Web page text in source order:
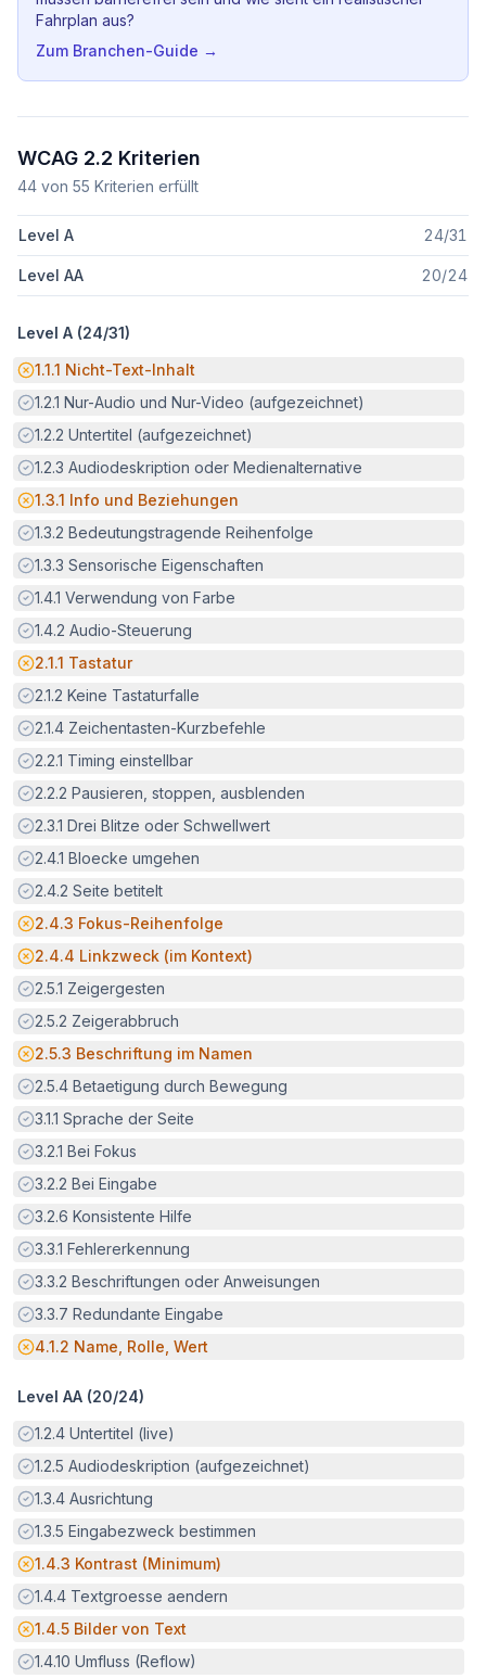
Fahrplan aus?
Zum Branchen-Guide →
WCAG 2.2 Kriterien
44 von 55 Kriterien erfüllt
Level A 24/31
Level AA 20/24
Level A (24/31)
Potenzielle Barriere:
1.1.1 Nicht-Text-Inhalt
Erfüllt:
1.2.1 Nur-Audio und Nur-Video (aufgezeichnet)
Erfüllt:
1.2.2 Untertitel (aufgezeichnet)
Erfüllt:
1.2.3 Audiodeskription oder Medienalternative
Potenzielle Barriere:
1.3.1 Info und Beziehungen
Erfüllt:
1.3.2 Bedeutungstragende Reihenfolge
Erfüllt:
1.3.3 Sensorische Eigenschaften
Erfüllt:
1.4.1 Verwendung von Farbe
Erfüllt:
1.4.2 Audio-Steuerung
Potenzielle Barriere:
2.1.1 Tastatur
Erfüllt:
2.1.2 Keine Tastaturfalle
Erfüllt:
2.1.4 Zeichentasten-Kurzbefehle
Erfüllt:
2.2.1 Timing einstellbar
Erfüllt:
2.2.2 Pausieren, stoppen, ausblenden
Erfüllt:
2.3.1 Drei Blitze oder Schwellwert
Erfüllt:
2.4.1 Bloecke umgehen
Erfüllt:
2.4.2 Seite betitelt
Potenzielle Barriere:
2.4.3 Fokus-Reihenfolge
Potenzielle Barriere:
2.4.4 Linkzweck (im Kontext)
Erfüllt:
2.5.1 Zeigergesten
Erfüllt:
2.5.2 Zeigerabbruch
Potenzielle Barriere:
2.5.3 Beschriftung im Namen
Erfüllt:
2.5.4 Betaetigung durch Bewegung
Erfüllt:
3.1.1 Sprache der Seite
Erfüllt:
3.2.1 Bei Fokus
Erfüllt:
3.2.2 Bei Eingabe
Erfüllt:
3.2.6 Konsistente Hilfe
Erfüllt:
3.3.1 Fehlererkennung
Erfüllt:
3.3.2 Beschriftungen oder Anweisungen
Erfüllt:
3.3.7 Redundante Eingabe
Potenzielle Barriere:
4.1.2 Name, Rolle, Wert
Level AA (20/24)
Erfüllt:
1.2.4 Untertitel (live)
Erfüllt:
1.2.5 Audiodeskription (aufgezeichnet)
Erfüllt:
1.3.4 Ausrichtung
Erfüllt:
1.3.5 Eingabezweck bestimmen
Potenzielle Barriere:
1.4.3 Kontrast (Minimum)
Erfüllt:
1.4.4 Textgroesse aendern
Potenzielle Barriere:
1.4.5 Bilder von Text
Erfüllt:
1.4.10 Umfluss (Reflow)